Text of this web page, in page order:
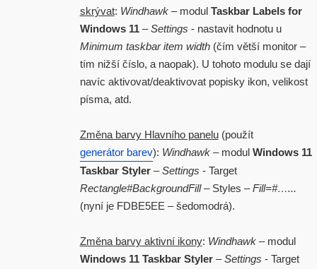
skrývat: Windhawk– modul Taskbar Labels for
Windows 11–Settings - nastavit hodnotu u
Minimum taskbar item width(čím větší monitor –
tím nižší číslo, a naopak). U tohoto modulu se dají
navíc aktivovat/deaktivovat popisky ikon, velikost
písma, atd.
Změna barvy Hlavního panelu(použít
generátor barev): Windhawk– modul Windows 11
Taskbar Styler–Settings - Target
Rectangle#BackgroundFill– Styles –Fill=#…...
(nyní je FDBE5EE – šedomodrá).
Změna barvy aktivní ikony: Windhawk– modul
Windows 11 Taskbar Styler–Settings - Target